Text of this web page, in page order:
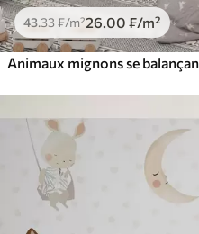
43.33₣/m²26 .00 ₣/m²